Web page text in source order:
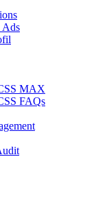
Ads
MAX
FAQs